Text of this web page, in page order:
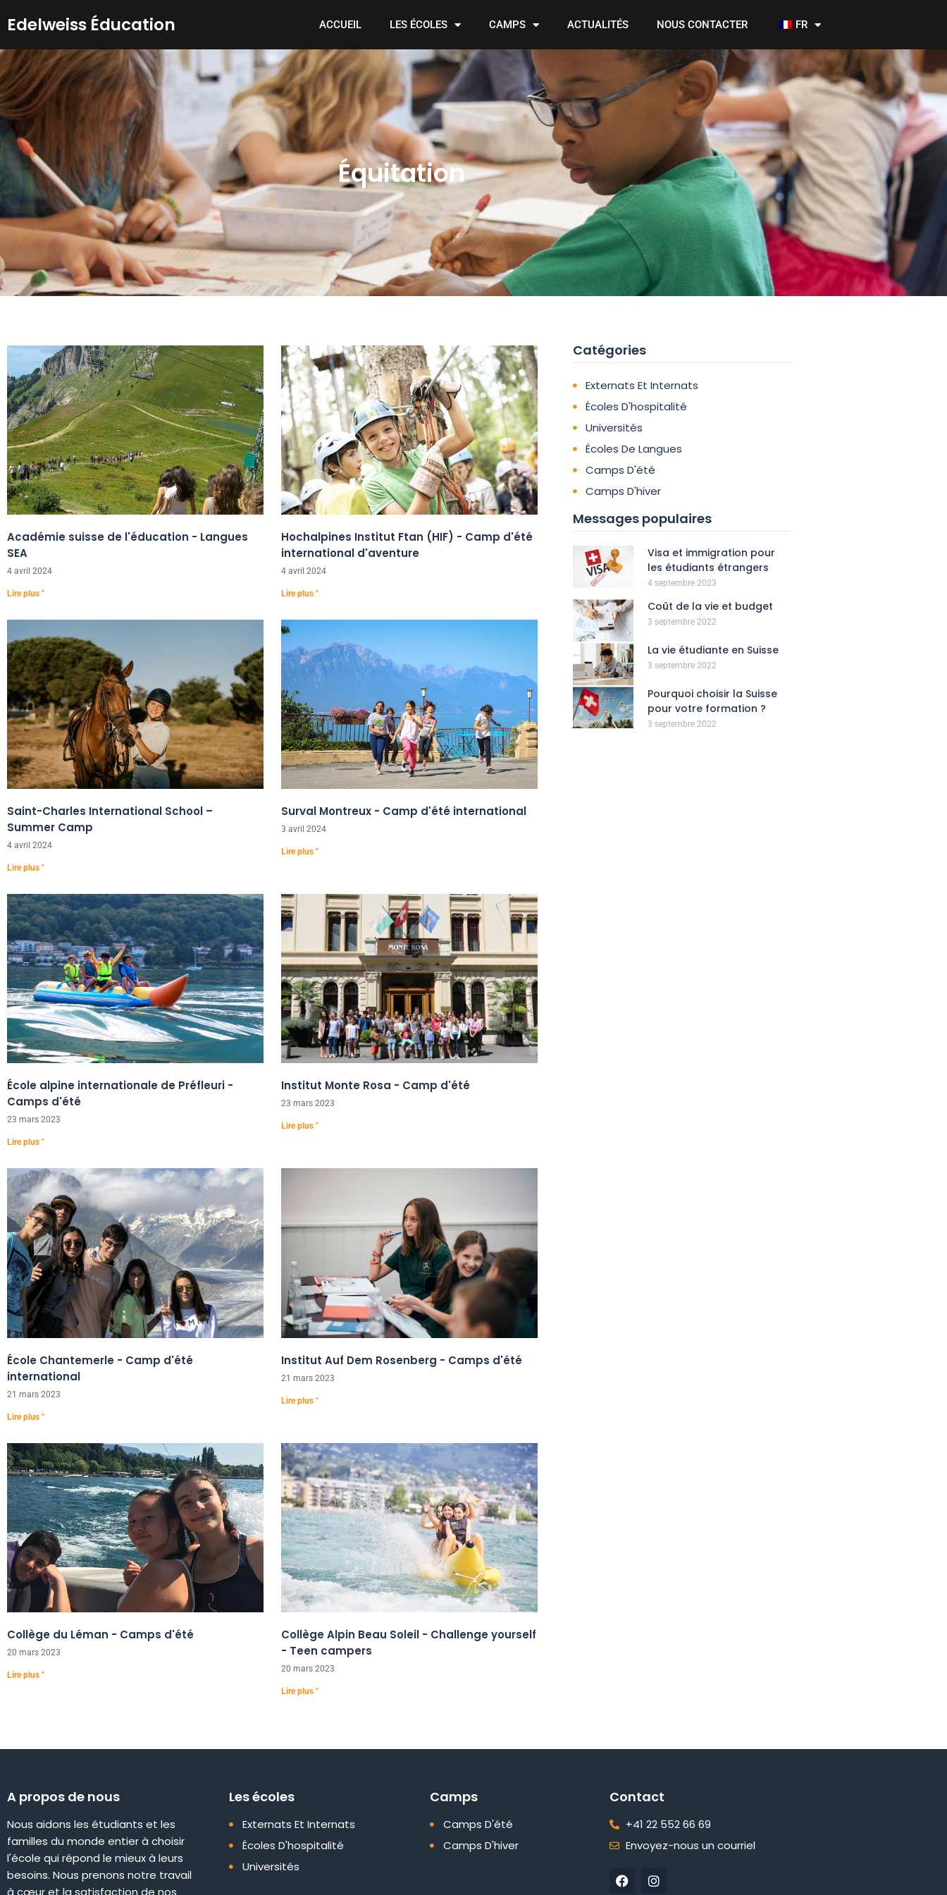
Edelweiss Éducation ACCUEIL LES ÉCOLES CAMPS ACTUALITÉS NOUS CONTACTER FR
Équitation
Académie suisse de l'éducation - Langues
SEA
4 avril 2024
Lire plus "
Hochalpines Institut Ftan (HIF) - Camp d'été
international d'aventure
4 avril 2024
Lire plus "
Saint-Charles International School –
Summer Camp
4 avril 2024
Lire plus "
Surval Montreux - Camp d'été international
3 avril 2024
Lire plus "
École alpine internationale de Préfleuri -
Camps d'été
23 mars 2023
Lire plus "
Institut Monte Rosa - Camp d'été
23 mars 2023
Lire plus "
École Chantemerle - Camp d'été
international
21 mars 2023
Lire plus "
Institut Auf Dem Rosenberg - Camps d'été
21 mars 2023
Lire plus "
Collège du Léman - Camps d'été
20 mars 2023
Lire plus "
Collège Alpin Beau Soleil - Challenge yourself
- Teen campers
20 mars 2023
Lire plus "
Catégories
Externats Et Internats
Écoles D'hospitalité
Universités
Écoles De Langues
Camps D'été
Camps D'hiver
Messages populaires
Visa et immigration pour
les étudiants étrangers
4 septembre 2023
Coût de la vie et budget
3 septembre 2022
La vie étudiante en Suisse
3 septembre 2022
Pourquoi choisir la Suisse
pour votre formation ?
3 septembre 2022
A propos de nous
Nous aidons les étudiants et les
familles du monde entier à choisir
l'école qui répond le mieux à leurs
besoins. Nous prenons notre travail
à cœur et la satisfaction de nos
Les écoles
Externats Et Internats
Écoles D'hospitalité
Universités
Camps
Camps D'été
Camps D'hiver
Contact
+41 22 552 66 69
Envoyez-nous un courriel
F
a
I
n